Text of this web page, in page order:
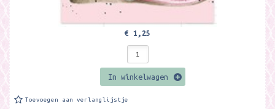
€ 1,25
In winkelwagen
Toevoegen aan verlanglijstje